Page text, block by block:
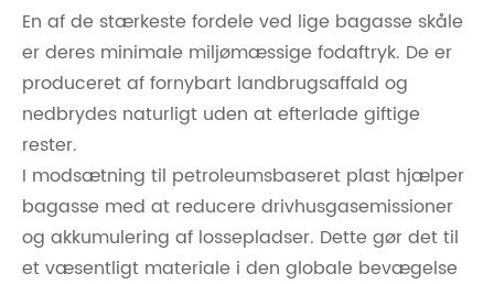
En af de stærkeste fordele ved lige bagasse skåle
er deres minimale miljømæssige fodaftryk. De er
produceret af fornybart landbrugsaffald og
nedbrydes naturligt uden at efterlade giftige
rester.
I modsætning til petroleumsbaseret plast hjælper
bagasse med at reducere drivhusgasemissioner
og akkumulering af lossepladser. Dette gør det til
et væsentligt materiale i den globale bevægelse